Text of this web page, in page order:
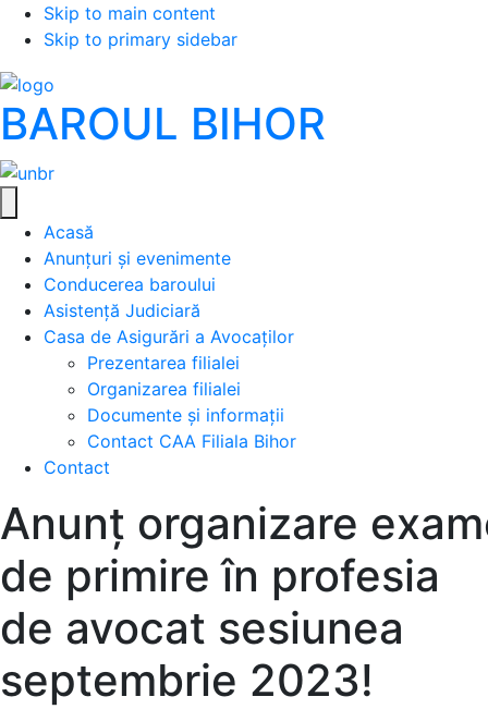
Skip to main content
Skip to primary sidebar
BAROUL BIHOR
Acasă
Anunțuri și evenimente
Conducerea baroului
Asistență Judiciară
Casa de Asigurări a Avocaților
Prezentarea filialei
Organizarea filialei
Documente și informații
Contact CAA Filiala Bihor
Contact
Anunț organizare
de primire în profesia
de avocat sesiunea
septembrie 2023!